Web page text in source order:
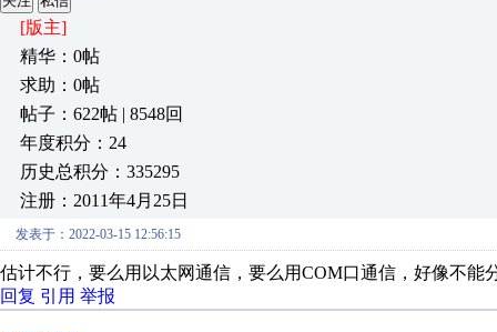
[版主]
精华：0帖
求助：0帖
帖子：622帖 | 8548回
年度积分：24
历史总积分：335295
注册：2011年4月25日
发表于：2022-03-15 12:56:15
估计不行，要么用以太网通信，要么用COM口通信，好像不能
回复 引用 举报